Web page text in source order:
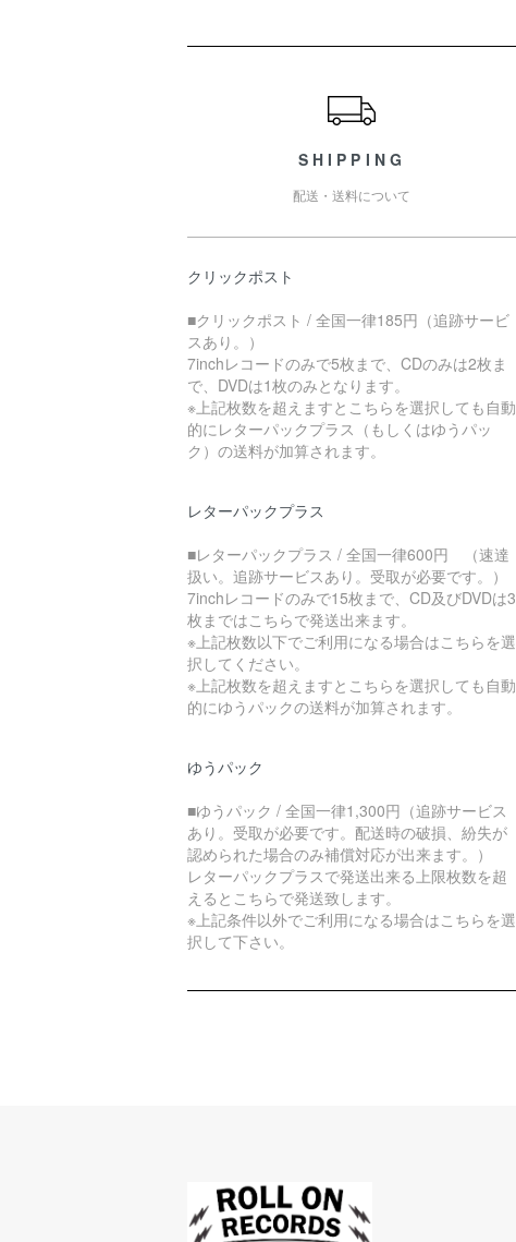
SHIPPING
配送・送料について
クリックポスト
■クリックポスト / 全国一律185円（追跡サービ
スあり。）
7inchレコードのみで5枚まで、CDのみは2枚ま
で、DVDは1枚のみとなります。
※上記枚数を超えますとこちらを選択しても自動
的にレターパックプラス（もしくはゆうパッ
ク）の送料が加算されます。
レターパックプラス
■レターパックプラス / 全国一律600円 （速達
扱い。追跡サービスあり。受取が必要です。）
7inchレコードのみで15枚まで、CD及びDVDは3
枚まではこちらで発送出来ます。
※上記枚数以下でご利用になる場合はこちらを選
択してください。
※上記枚数を超えますとこちらを選択しても自動
的にゆうパックの送料が加算されます。
ゆうパック
■ゆうパック / 全国一律1,300円（追跡サービス
あり。受取が必要です。配送時の破損、紛失が
認められた場合のみ補償対応が出来ます。）
レターパックプラスで発送出来る上限枚数を超
えるとこちらで発送致します。
※上記条件以外でご利用になる場合はこちらを選
択して下さい。